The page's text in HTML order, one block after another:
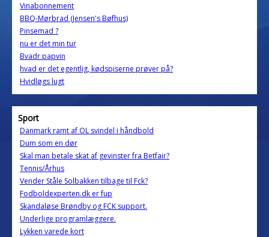
Vinabonnement
BBQ-Mørbrad (Jensen's Bøfhus)
Pinsemad ?
nu er det min tur
Bvadr papvin
hvad er det egentlig, kødspiserne prøver på?
Hvidløgs lugt
Sport
Danmark ramt af OL svindel i håndbold
Dum som en dør
Skal man betale skat af gevinster fra Betfair?
Tennis/Århus
Vender Ståle Solbakken tilbage til Fck?
Fodboldexperten.dk er fup
Skandaløse Brøndby og FCK support.
Underlige programlæggere.
Lykken varede kort